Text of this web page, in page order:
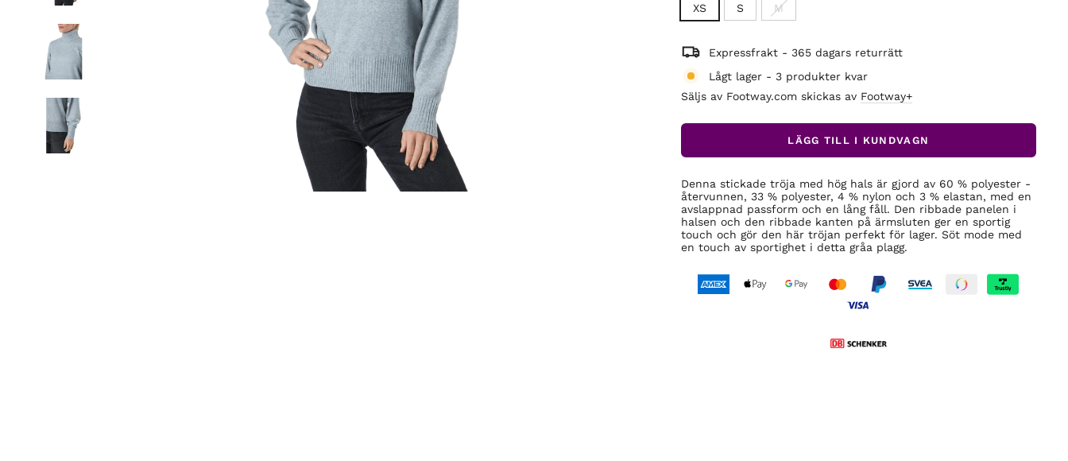
XS S M
Expressfrakt - 365 dagars returrätt
Lågt lager - 3 produkter kvar
Säljs av Footway.com skickas av Footway+
LÄGG TILL I KUNDVAGN
Denna stickade tröja med hög hals är gjord av 60 % polyester -
återvunnen, 33 % polyester, 4 % nylon och 3 % elastan, med en
avslappnad passform och en lång fåll. Den ribbade panelen i
halsen och den ribbade kanten på ärmsluten ger en sportig
touch och gör den här tröjan perfekt för lager. Söt mode med
en touch av sportighet i detta gråa plagg.